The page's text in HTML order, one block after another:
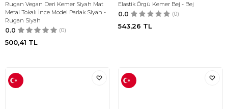
Rugan Vegan Deri Kemer Siyah Mat
Metal Tokalı İnce Model Parlak Siyah -
Rugan Siyah
0.0 (0)
500,41 TL
Elastik Örgü Kemer Bej - Bej
0.0 (0)
543,26 TL